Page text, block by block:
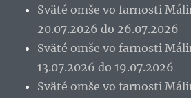
Sväté omše vo farnosti
20.07.2026 do 26.07.2026
Sväté omše vo farnosti
13.07.2026 do 19.07.2026
Sväté omše vo farnosti